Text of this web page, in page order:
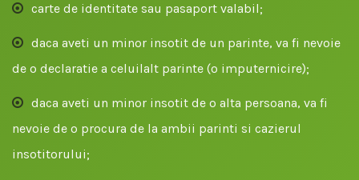
carte de identitate sau pasaport valabil;
daca aveti un minor insotit de un parinte, va fi nevoie
de o declaratie a celuilalt parinte (o imputernicire);
daca aveti un minor insotit de o alta persoana, va fi
nevoie de o procura de la ambii parinti si cazierul
insotitorului;